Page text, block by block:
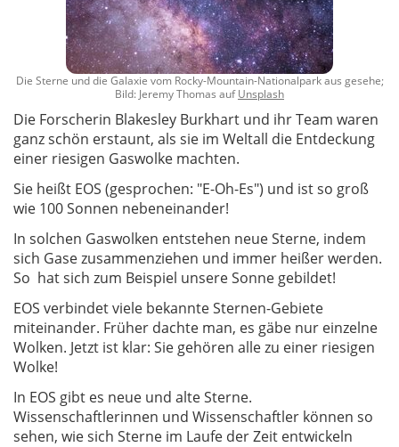
Die Sterne und die Galaxie vom Rocky-Mountain-Nationalpark aus gesehe;
Bild: Jeremy Thomas aufUnsplash
Die Forscherin Blakesley Burkhart und ihr Team waren
ganz schön erstaunt, als sie im Weltall die Entdeckung
einer riesigen Gaswolke machten.
Sie heißt EOS (gesprochen: "E-Oh-Es") und ist so groß
wie 100 Sonnen nebeneinander!
In solchen Gaswolken entstehen neue Sterne, indem
sich Gase zusammenziehen und immer heißer werden.
So hat sich zum Beispiel unsere Sonne gebildet!
EOS verbindet viele bekannte Sternen-Gebiete
miteinander. Früher dachte man, es gäbe nur einzelne
Wolken. Jetzt ist klar: Sie gehören alle zu einer riesigen
Wolke!
In EOS gibt es neue und alte Sterne.
Wissenschaftlerinnen und Wissenschaftler können so
sehen, wie sich Sterne im Laufe der Zeit entwickeln